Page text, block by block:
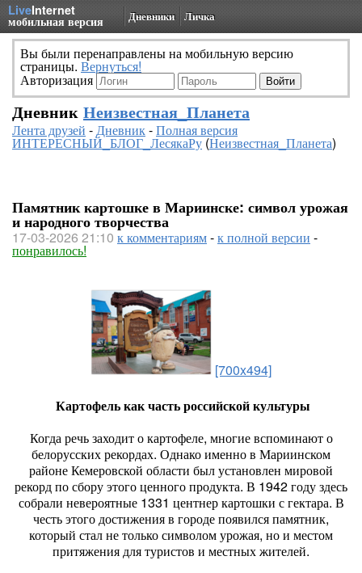
LiveInternet
мобильная версия Дневники Личка
Вы были перенаправлены на мобильную версию
страницы. Вернуться!
Авторизация
Дневник Неизвестная_Планета
Лента друзей -Дневник-Полная версия
ИНТЕРЕСНЫЙ_БЛОГ_ЛесякаРу(Неизвестная_Планета)
Памятник картошке в Мариинске: символ урожая
и народного творчества
17-03-2026 21:10 к комментариям-к полной версии -
понравилось!
[700x494]
Картофель как часть российской культуры
Когда речь заходит о картофеле, многие вспоминают о
белорусских рекордах. Однако именно в Мариинском
районе Кемеровской области был установлен мировой
рекорд по сбору этого ценного продукта. В 1942 году здесь
собрали невероятные 1331 центнер картошки с гектара. В
честь этого достижения в городе появился памятник,
который стал не только символом урожая, но и местом
притяжения для туристов и местных жителей.